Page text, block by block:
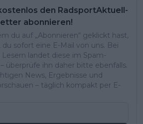
den RadsportAktuell-
abonnieren!
du auf „Abonnieren“ geklickt hast,
du sofort eine E-Mail von uns. Bei
landet diese im Spam-
überprüfe ihn daher bitte ebenfalls.
News, Ergebnisse und
– täglich kompakt per E-